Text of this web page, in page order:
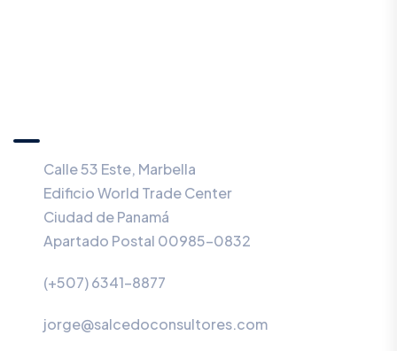
Calle 53 Este, Marbella
Edificio World Trade Center
Ciudad de Panamá
Apartado Postal 00985-0832
(+507) 6341-8877
jorge@salcedoconsultores.com